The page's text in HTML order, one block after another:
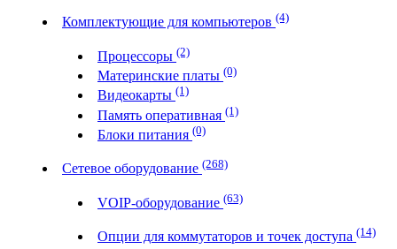
Комплектующие для компьютеров (4)
Процессоры (2)
Материнские платы (0)
Видеокарты (1)
Память оперативная (1)
Блоки питания (0)
Сетевое оборудование (268)
VOIP-оборудование (63)
Опции для коммутаторов и точек доступа (14)